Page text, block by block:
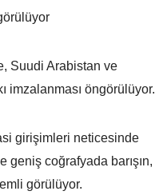
Suudi Arabistan ve
imzalanması öngörülüyor.
girişimleri neticesinde
coğrafyada barışın,
görülüyor.